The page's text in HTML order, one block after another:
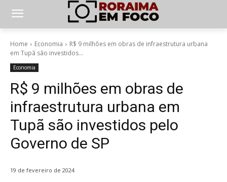
Home Economia
R$ 9 milhões em obras de infraestrutura urbana
em Tupã são investidos...
Economia
R$ 9 milhões em obras de
infraestrutura urbana em
Tupã são investidos pelo
Governo de SP
19 de fevereiro de 2024